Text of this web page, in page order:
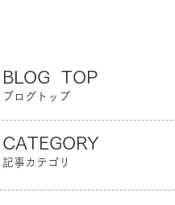
BLOG TOP
ブログトップ
CATEGORY
記事カテゴリ